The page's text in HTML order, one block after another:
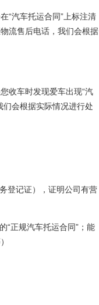
“汽车托运合同”上标注清
流售后电话，我们会根据
收车时发现爱车出现“汽
们会根据实际情况进行处
登记证），证明公司有营
“正规汽车托运合同”；能